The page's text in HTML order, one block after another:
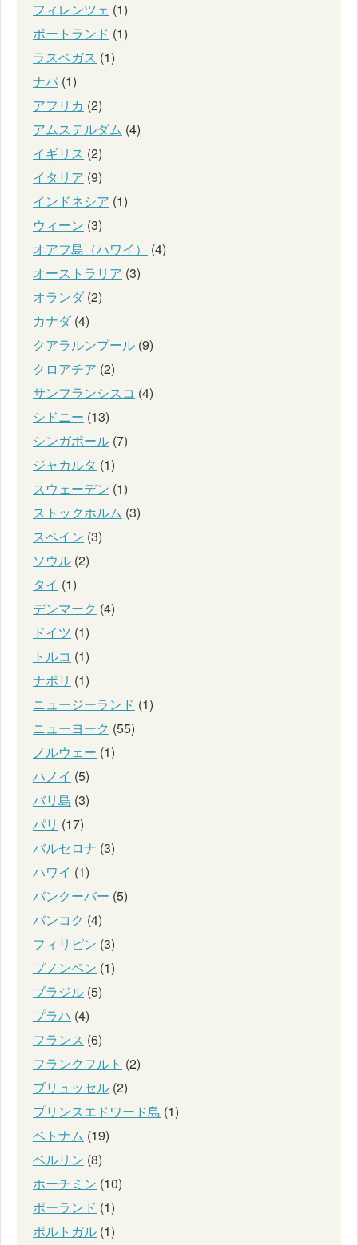
フィレンツェ (1)
ポートランド (1)
ラスベガス (1)
ナパ (1)
アフリカ (2)
アムステルダム (4)
イギリス (2)
イタリア (9)
インドネシア (1)
ウィーン (3)
オアフ島（ハワイ）
(4)
オーストラリア (3)
オランダ(2)
カナダ(4)
クアラルンプール (9)
クロアチア (2)
サンフランシスコ (4)
シドニー (13)
シンガポール (7)
ジャカルタ (1)
スウェーデン (1)
ストックホルム (3)
スペイン (3)
ソウル (2)
タイ (1)
デンマーク (4)
ドイツ (1)
トルコ (1)
ナポリ (1)
ニュージーランド (1)
ニューヨーク (55)
ノルウェー (1)
ハノイ (5)
バリ島 (3)
パリ (17)
バルセロナ (3)
ハワイ (1)
バンクーバー (5)
バンコク (4)
フィリピン (3)
プノンペン (1)
ブラジル (5)
プラハ (4)
フランス (6)
フランクフルト (2)
ブリュッセル (2)
プリンスエドワード島 (1)
ベトナム (19)
ベルリン (8)
ホーチミン (10)
ポーランド (1)
ポルトガル (1)